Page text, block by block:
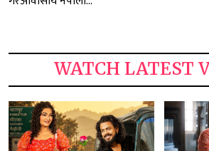
WATCH LATEST